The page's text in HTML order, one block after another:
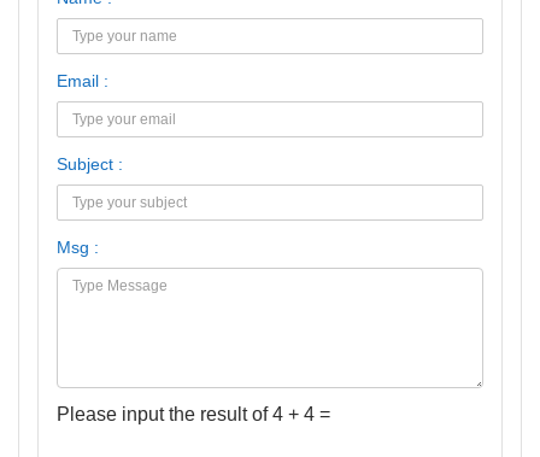
Email :
Subject :
Msg :
Please input the result of 4 + 4 =